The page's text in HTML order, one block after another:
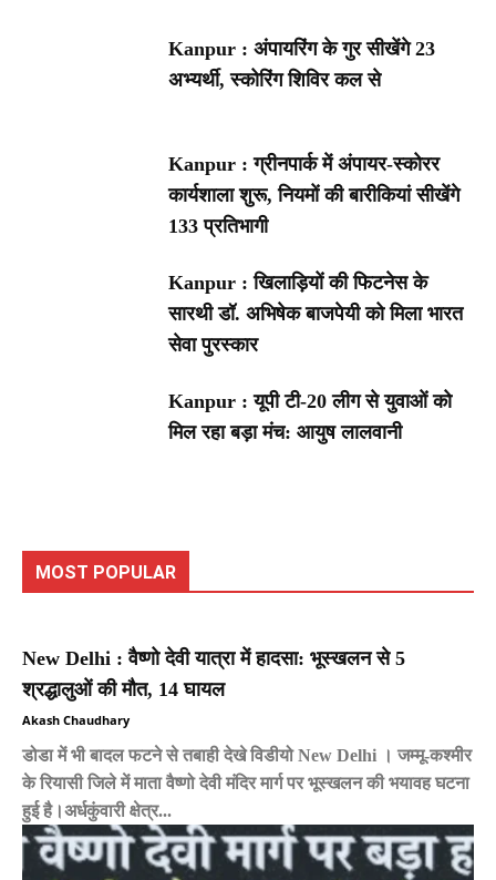
Kanpur : अंपायरिंग के गुर सीखेंगे 23
अभ्यर्थी, स्कोरिंग शिविर कल से
Kanpur : ग्रीनपार्क में अंपायर-स्कोरर
कार्यशाला शुरू, नियमों की बारीकियां सीखेंगे
133 प्रतिभागी
Kanpur : खिलाड़ियों की फिटनेस के
सारथी डॉ. अभिषेक बाजपेयी को मिला भारत
सेवा पुरस्कार
Kanpur : यूपी टी-20 लीग से युवाओं को
मिल रहा बड़ा मंच: आयुष लालवानी
MOST POPULAR
New Delhi : वैष्णो देवी यात्रा में हादसा: भूस्खलन से 5
श्रद्धालुओं की मौत, 14 घायल
Akash Chaudhary
डोडा में भी बादल फटने से तबाही देखे विडीयो New Delhi । जम्मू-कश्मीर
के रियासी जिले में माता वैष्णो देवी मंदिर मार्ग पर भूस्खलन की भयावह घटना
हुई है।अर्धकुंवारी क्षेत्र...